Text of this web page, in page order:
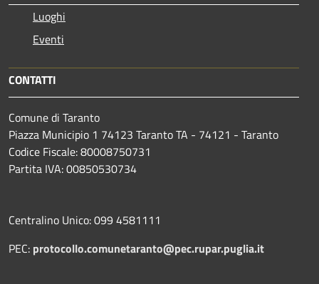
Luoghi
Eventi
CONTATTI
Comune di Taranto
Piazza Municipio 1 74123 Taranto TA - 74121 - Taranto
Codice Fiscale: 80008750731
Partita IVA: 00850530734
Centralino Unico: 099 4581111
PEC: protocollo.comunetaranto@pec.rupar.puglia.it